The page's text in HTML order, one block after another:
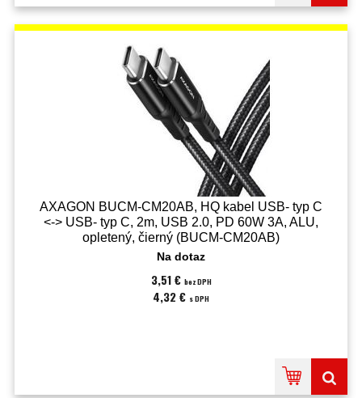
AXAGON BUCM-CM20AB, HQ kabel USB- typ C
<-> USB- typ C, 2m, USB 2.0, PD 60W 3A, ALU,
opletený, čierný (BUCM-CM20AB)
Na dotaz
3,51 € bez DPH
4,32 € s DPH